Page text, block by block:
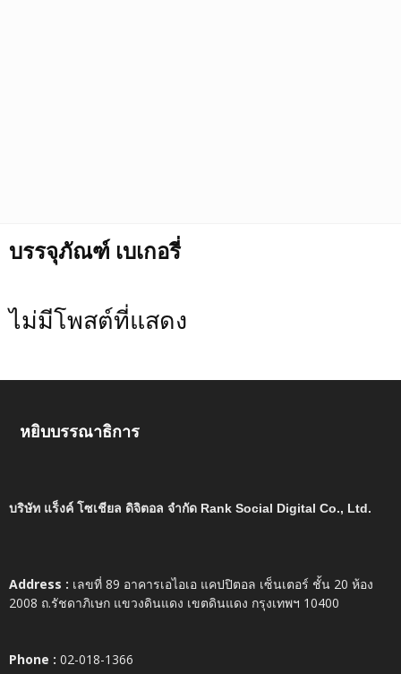
บรรจุภัณฑ์ เบเกอรี่
ไม่มีโพสต์ที่แสดง
หยิบบรรณาธิการ
บริษัท แร็งค์ โซเชียล ดิจิตอล จำกัด Rank Social Digital Co., Ltd.
Address : เลขที่ 89 อาคารเอไอเอ แคปปิตอล เซ็นเตอร์ ชั้น 20 ห้อง
2008 ถ.รัชดาภิเษก แขวงดินแดง เขตดินแดง กรุงเทพฯ 10400
Phone : 02-018-1366